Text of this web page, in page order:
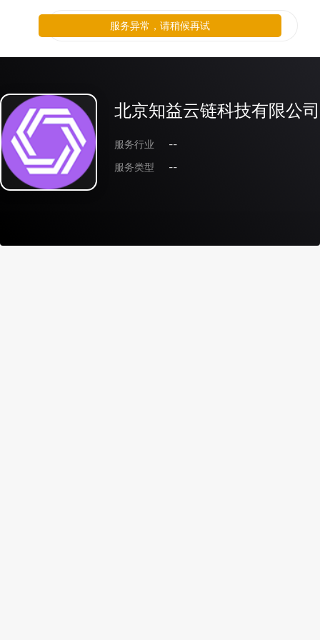
北京知益云链科技有限公司
服务行业
--
服务类型
--
服务异常，请稍候再试